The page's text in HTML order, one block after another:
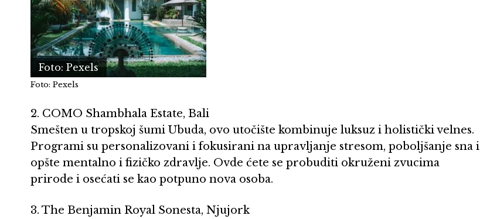
Foto: Pexels
Foto: Pexels
2. COMO Shambhala Estate, Bali
Smešten u tropskoj šumi Ubuda, ovo utočište kombinuje luksuz i holistički velnes.
Programi su personalizovani i fokusirani na upravljanje stresom, poboljšanje sna i
opšte mentalno i fizičko zdravlje. Ovde ćete se probuditi okruženi zvucima
prirode i osećati se kao potpuno nova osoba.
3. The Benjamin Royal Sonesta, Njujork